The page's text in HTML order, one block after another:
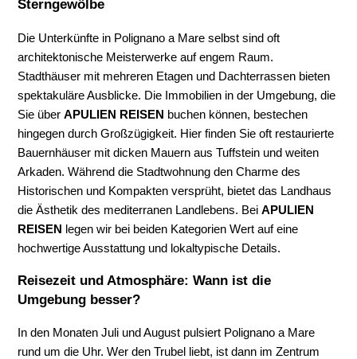
Sterngewölbe
Die Unterkünfte in Polignano a Mare selbst sind oft
architektonische Meisterwerke auf engem Raum.
Stadthäuser mit mehreren Etagen und Dachterrassen bieten
spektakuläre Ausblicke. Die Immobilien in der Umgebung, die
Sie überAPULIEN REISEN buchen können, bestechen
hingegen durch Großzügigkeit. Hier finden Sie oft restaurierte
Bauernhäuser mit dicken Mauern aus Tuffstein und weiten
Arkaden. Während die Stadtwohnung den Charme des
Historischen und Kompakten versprüht, bietet das Landhaus
die Ästhetik des mediterranen Landlebens. BeiAPULIEN
REISEN legen wir bei beiden Kategorien Wert auf eine
hochwertige Ausstattung und lokaltypische Details.
Reisezeit und Atmosphäre: Wann ist die
Umgebung besser?
In den Monaten Juli und August pulsiert Polignano a Mare
rund um die Uhr. Wer den Trubel liebt, ist dann im Zentrum